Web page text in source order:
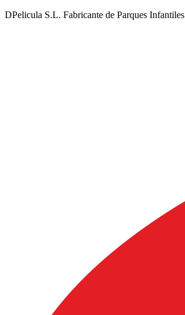
DPelicula S.L. Fabricante de Parques Infantiles